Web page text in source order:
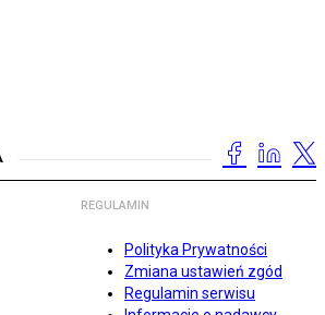
REGULAMIN
Polityka Prywatności
Zmiana ustawień zgód
Regulamin serwisu